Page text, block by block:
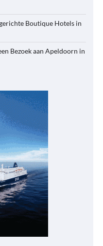
Boutique Hotels in
Bezoek aan Apeldoorn in